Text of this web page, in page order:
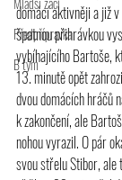
Předpřípravka
B tým
domácí aktivněji a již
špatnou přihrávkou
vybíhajícího Bartoše,
13. minutě opět
dvou domácích hráčů
k zakončení, ale
nohou vyrazil. O pár
svou střelu Stibor, ale